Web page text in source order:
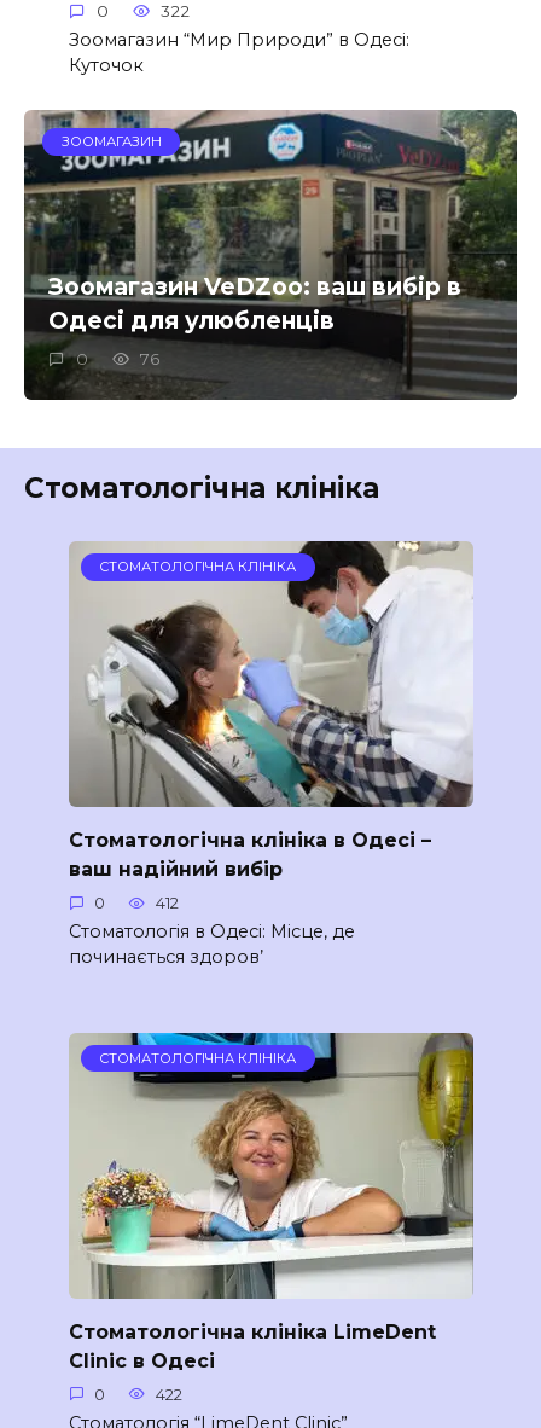
0 322
Зоомагазин “Мир Природи” в Одесі:
Куточок
ЗООМАГАЗИН
Зоомагазин VeDZoo: ваш вибір в
Одесі для улюбленців
0 76
Стоматологічна клініка
СТОМАТОЛОГІЧНА КЛІНІКА
Стоматологічна клініка в Одесі –
ваш надійний вибір
0 412
Стоматологія в Одесі: Місце, де
починається здоров’
СТОМАТОЛОГІЧНА КЛІНІКА
Стоматологічна клініка LimeDent
Clinic в Одесі
0 422
Стоматологія “LimeDent Clinic”